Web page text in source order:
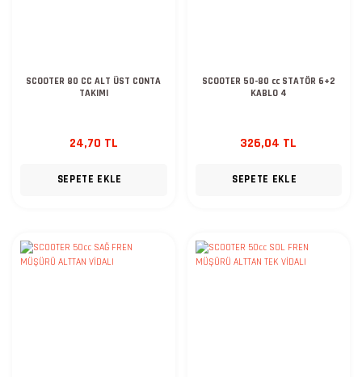
SCOOTER 80 CC ALT ÜST CONTA
TAKIMI
24,70 TL
SEPETE EKLE
SCOOTER 50-80 cc STATÖR 6+2
KABLO 4
326,04 TL
SEPETE EKLE